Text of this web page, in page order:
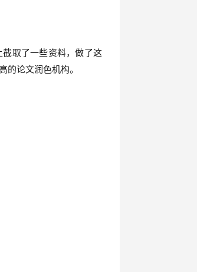
取了一些资料，做了这
论文润色机构。